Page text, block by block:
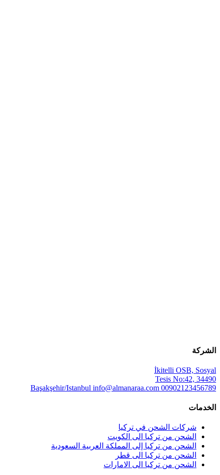
الشركة
İkitelli OSB, Sosyal
Tesis No:42, 34490
Başakşehir/Istanbul info@almanaraa.com 00902123456789
الخدمات
شركات الشحن في تركيا
الشحن من تركيا الى الكويت
الشحن من تركيا إلى المملكة العربية السعودية
الشحن من تركيا الى قطر
الشحن من تركيا الى الامارات